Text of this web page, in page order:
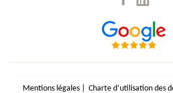
Mentions légales Charte d’utilisation des